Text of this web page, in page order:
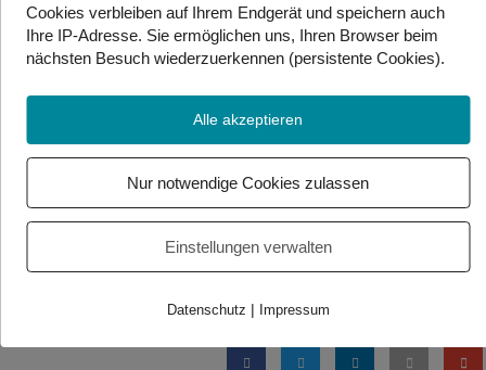
Druck und Vertrieb: Buchschmiede von Dataform
Media GmbH, Wien
https://www.olaf-hoppel.com/julia-saarinen/
Alternativlink von dem Quiz:Youtube
Foto/Video Credits: Credits: Julia Saarinen – Helen Wollstein-Gouba
/ Gebärdenwelt.tv / Adobe Canva
Beitrag teilen
Cookies verbleiben auf Ihrem Endgerät und speichern auch
Ihre IP-Adresse. Sie ermöglichen uns, Ihren Browser beim
nächsten Besuch wiederzuerkennen (persistente Cookies).
Alle akzeptieren
Nur notwendige Cookies zulassen
Einstellungen verwalten
Datenschutz | Impressum